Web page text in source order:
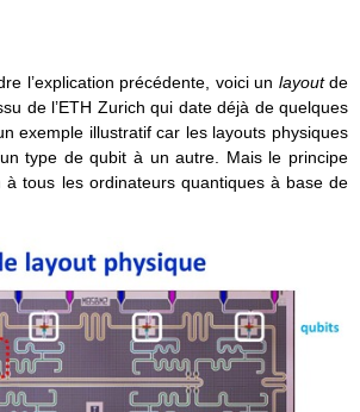
l’explication précédente, voici un layoutde
de l’ETH Zurich qui date déjà de quelques
exemple illustratif car les layouts physiques
type de qubit à un autre. Mais le principe
à tous les ordinateurs quantiques à base de